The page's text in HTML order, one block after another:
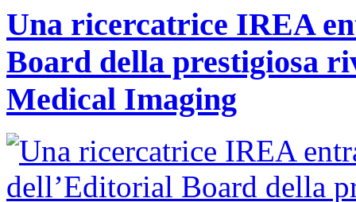
Una ricercatrice IREA
Board della prestigiosa
Medical Imaging